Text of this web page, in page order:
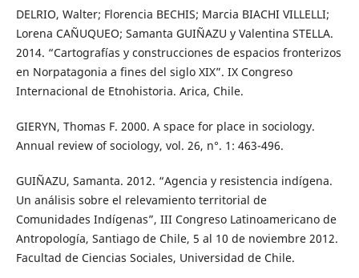
DELRIO, Walter; Florencia BECHIS; Marcia BIACHI VILLELLI;
Lorena CAÑUQUEO; Samanta GUIÑAZU y Valentina STELLA.
2014. “Cartografías y construcciones de espacios fronterizos
en Norpatagonia a fines del siglo XIX”. IX Congreso
Internacional de Etnohistoria. Arica, Chile.
GIERYN, Thomas F. 2000. A space for place in sociology.
Annual review of sociology, vol. 26, n°. 1: 463-496.
GUIÑAZU, Samanta. 2012. “Agencia y resistencia indígena.
Un análisis sobre el relevamiento territorial de
Comunidades Indígenas”, III Congreso Latinoamericano de
Antropología, Santiago de Chile, 5 al 10 de noviembre 2012.
Facultad de Ciencias Sociales, Universidad de Chile.